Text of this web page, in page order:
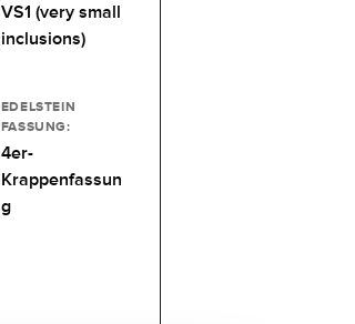
VS1 (very small
inclusions)
EDELSTEIN
FASSUNG:
4er-
Krappenfassun
g